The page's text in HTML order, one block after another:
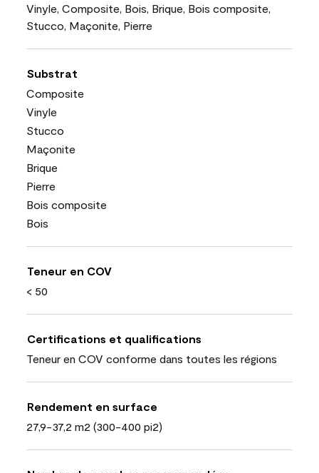
Vinyle, Composite, Bois, Brique, Bois composite,
Stucco, Maçonite, Pierre
Substrat
Composite
Vinyle
Stucco
Maçonite
Brique
Pierre
Bois composite
Bois
Teneur en COV
< 50
Certifications et qualifications
Teneur en COV conforme dans toutes les régions
Rendement en surface
27,9-37,2 m2 (300-400 pi2)